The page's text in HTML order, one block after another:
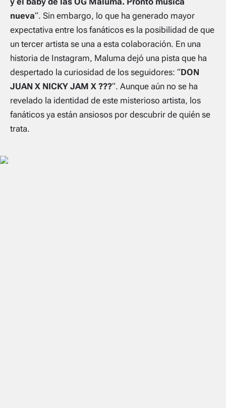
nueva“. Sin embargo, lo que ha generado mayor
expectativa entre los fanáticos es la posibilidad de que
un tercer artista se una a esta colaboración. En una
historia de Instagram, Maluma dejó una pista que ha
despertado la curiosidad de los seguidores: “DON
JUAN X NICKY JAM X ???“. Aunque aún no se ha
revelado la identidad de este misterioso artista, los
fanáticos ya están ansiosos por descubrir de quién se
trata.